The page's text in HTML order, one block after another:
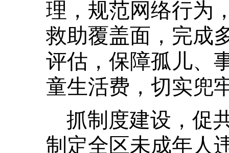
理，规范网络行为
救助覆盖面，完成
评估，保障孤儿、
童生活费，切实兜
抓制度建设，促
制定全区未成年人